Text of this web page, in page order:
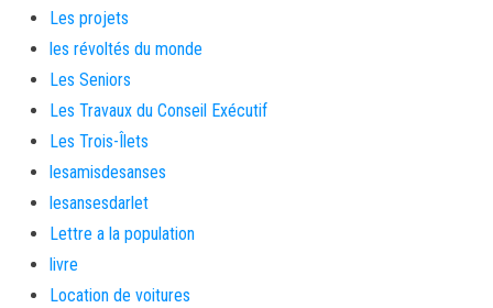
Les projets
les révoltés du monde
Les Seniors
Les Travaux du Conseil Exécutif
Les Trois-Îlets
lesamisdesanses
lesansesdarlet
Lettre a la population
livre
Location de voitures